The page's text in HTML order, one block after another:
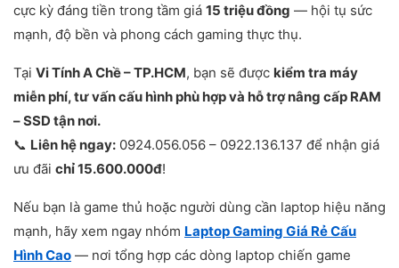
cực kỳ đáng tiền trong tầm giá 15 triệu đồng — hội tụ sức
mạnh, độ bền và phong cách gaming thực thụ.
Tại Vi Tính A Chề – TP.HCM, bạn sẽ được kiểm tra máy
miễn phí, tư vấn cấu hình phù hợp và hỗ trợ nâng cấp RAM
– SSD tận nơi.
📞 Liên hệ ngay: 0924.056.056 – 0922.136.137 để nhận giá
ưu đãi chỉ 15.600.000đ!
Nếu bạn là game thủ hoặc người dùng cần laptop hiệu năng
mạnh, hãy xem ngay nhóm Laptop Gaming Giá Rẻ Cấu
Hình Cao — nơi tổng hợp các dòng laptop chiến game